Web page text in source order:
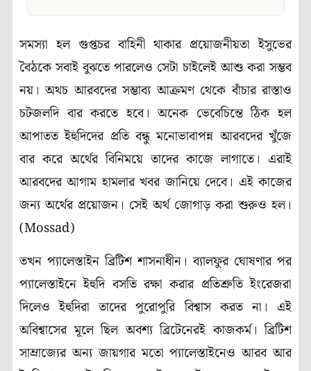
সমস্যা হল গুপ্তচর বাহিনী থাকার প্রয়োজনীয়তা ইসুভের
বৈঠকে সবাই বুঝতে পারলেও সেটা চাইলেই আশু করা সম্ভব
নয়। অথচ আরবদের সম্ভাব্য আক্রমণ থেকে বাঁচার রাস্তাও
চটজলদি বার করতে হবে। অনেক ভেবেচিন্তে ঠিক হল
আপাতত ইহুদিদের প্রতি বন্ধু মনোভাবাপন্ন আরবদের খুঁজে
বার করে অর্থের বিনিময়ে তাদের কাজে লাগাতে। এরাই
আরবদের আগাম হামলার খবর জানিয়ে দেবে। এই কাজের
জন্য অর্থের প্রয়োজন। সেই অর্থ জোগাড় করা শুরুও হল।
(Mossad)
তখন প্যালেস্তাইন ব্রিটিশ শাসনাধীন। ব্যালফুর ঘোষণার পর
প্যালেস্তাইনে ইহুদি বসতি রক্ষা করার প্রতিশ্রুতি ইংরেজরা
দিলেও ইহুদিরা তাদের পুরোপুরি বিশ্বাস করত না। এই
অবিশ্বাসের মূলে ছিল অবশ্য ব্রিটেনেরই কাজকর্ম। ব্রিটিশ
সাম্রাজ্যের অন্য জায়গার মতো প্যালেস্তাইনেও আরব আর